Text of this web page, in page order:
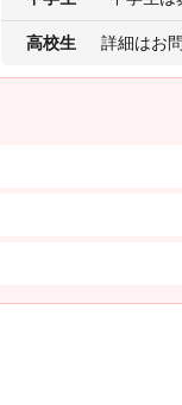
高校生 詳細はお